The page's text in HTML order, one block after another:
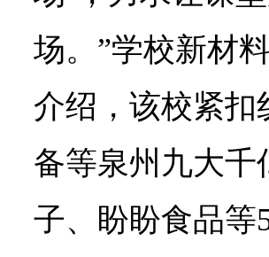
场。”学校新材
介绍，该校紧扣
备等泉州九大千
子、盼盼食品等